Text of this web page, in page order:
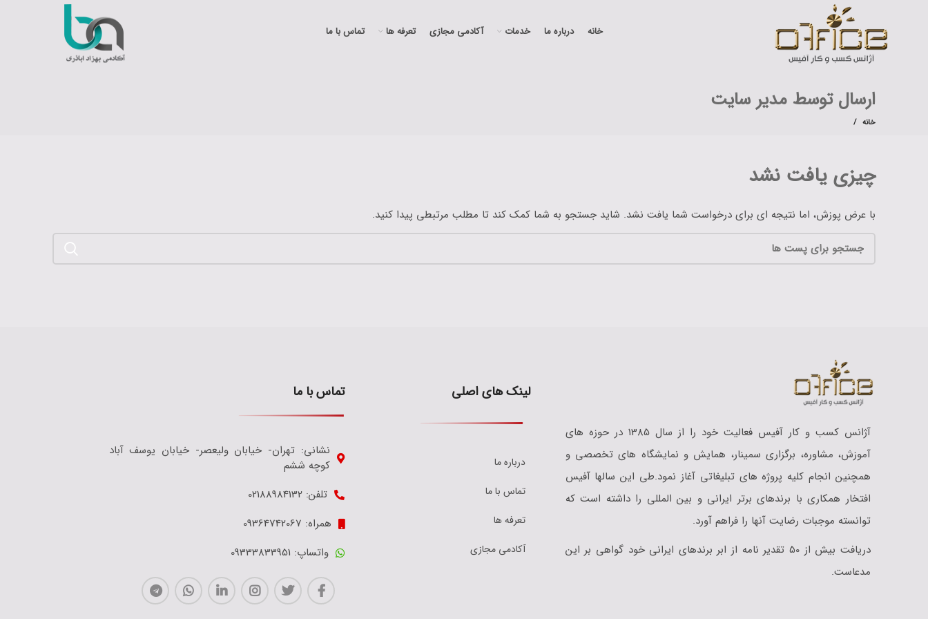
خانه درباره ما خدمات آکادمی مجازی تعرفه ها تماس با ما
ارسال توسط مدیر سایت
خانه
چیزی یافت نشد
با عرض پوزش، اما نتیجه ای برای درخواست شما یافت نشد. شاید جستجو به شما کمک کند تا مطلب مرتبطی پیدا کنید.
آژانس کسب و کار آفیس فعالیت خود را از سال 1385 در حوزه های
آموزش،‌‎‎ مشاوره، برگزاری سمینار، همایش و نمایشگاه های تخصصی و
همچنین انجام کلیه پروژه های تبلیغاتی آغاز نمود.طی این سالها آفیس
افتخار همکاری با برندهای برتر ایرانی و بین المللی را داشته است که
توانسته موجبات رضایت آنها را فراهم آورد.
دریافت بیش از 50 تقدیر نامه از ابر برندهای ایرانی خود گواهی بر این
مدعاست.
لینک های اصلی
درباره ما
تماس با ما
تعرفه ها
آکادمی مجازی
تماس با ما
نشانی: تهران- خیابان ولیعصر- خیابان یوسف آباد
کوچه ششم
تلفن: 02188984132
همراه: 09364742067
واتساپ: 09333833951